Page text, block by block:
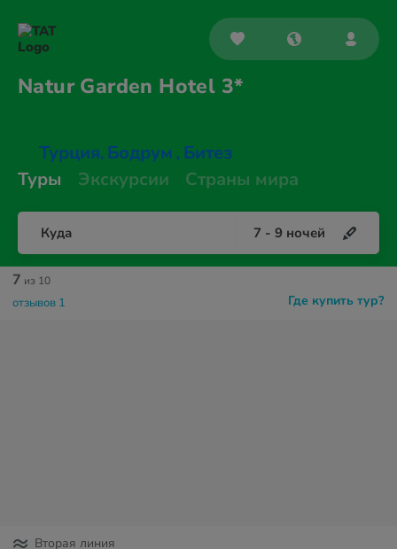
Natur Garden Hotel 3*
Турция, Бодрум , Битез
Туры
Экскурсии Страны мира
Куда 7 - 9 ночей
Где купить тур?
7 из 10
отзывов 1
Вторая линия